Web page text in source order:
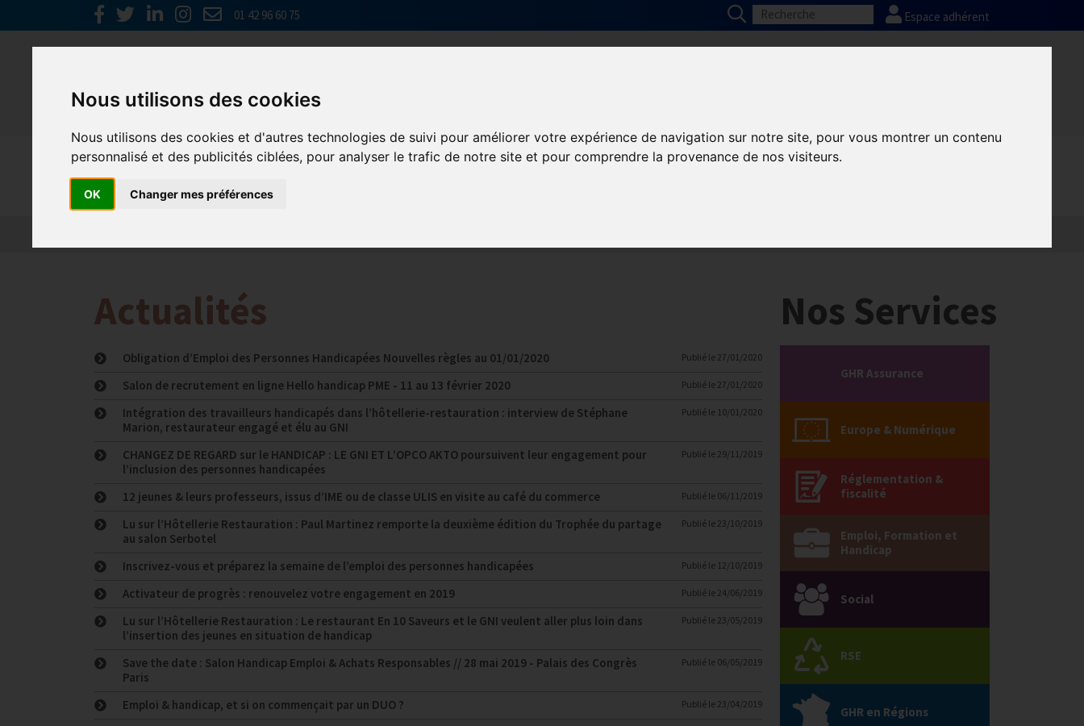
Nous utilisons des cookies
Nous utilisons des cookies et d'autres technologies de suivi pour améliorer votre expérience de navigation sur notre site, pour vous montrer un contenu
personnalisé et des publicités ciblées, pour analyser le trafic de notre site et pour comprendre la provenance de nos visiteurs.
OK Changer mes préférences
01 42 96 60 75 Espace adhérent
Emploi, Formation et Handicap
Actualités
Obligation d’Emploi des Personnes Handicapées Nouvelles règles au 01/01/2020 Publié le 27/01/2020
Salon de recrutement en ligne Hello handicap PME - 11 au 13 février 2020 Publié le 27/01/2020
Intégration des travailleurs handicapés dans l’hôtellerie-restauration : interview de Stéphane
Marion, restaurateur engagé et élu au GNI
Publié le 10/01/2020
CHANGEZ DE REGARD sur le HANDICAP : LE GNI ET L’OPCO AKTO poursuivent leur engagement pour
l’inclusion des personnes handicapées
Publié le 29/11/2019
12 jeunes & leurs professeurs, issus d’IME ou de classe ULIS en visite au café du commerce Publié le 06/11/2019
Lu sur l’Hôtellerie Restauration : Paul Martinez remporte la deuxième édition du Trophée du partage
au salon Serbotel
Publié le 23/10/2019
Inscrivez-vous et préparez la semaine de l’emploi des personnes handicapées Publié le 12/10/2019
Activateur de progrès : renouvelez votre engagement en 2019 Publié le 24/06/2019
Lu sur l’Hôtellerie Restauration : Le restaurant En 10 Saveurs et le GNI veulent aller plus loin dans
l’insertion des jeunes en situation de handicap
Publié le 23/05/2019
Save the date : Salon Handicap Emploi & Achats Responsables // 28 mai 2019 - Palais des Congrès
Paris
Publié le 06/05/2019
Emploi & handicap, et si on commençait par un DUO ? Publié le 23/04/2019
Nos Services
GHR Assurance
Europe & Numérique
Réglementation &
fiscalité
Emploi, Formation et
Handicap
Social
RSE
GHR en Régions